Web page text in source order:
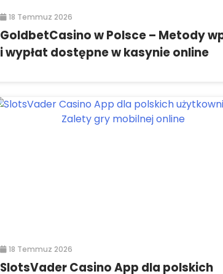
18 Temmuz 2026
GoldbetCasino w Polsce – Metody
i wypłat dostępne w kasynie online
18 Temmuz 2026
SlotsVader Casino App dla polskich